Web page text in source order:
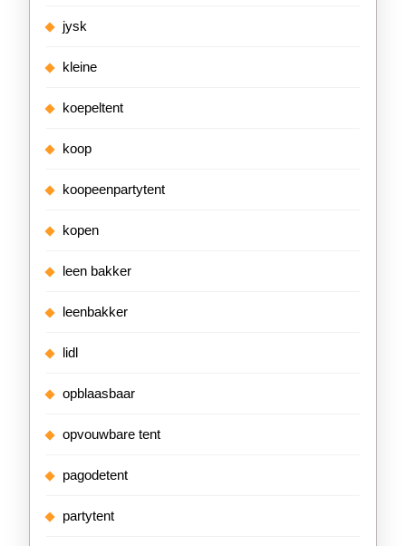
jysk
kleine
koepeltent
koop
koopeenpartytent
kopen
leen bakker
leenbakker
lidl
opblaasbaar
opvouwbare tent
pagodetent
partytent